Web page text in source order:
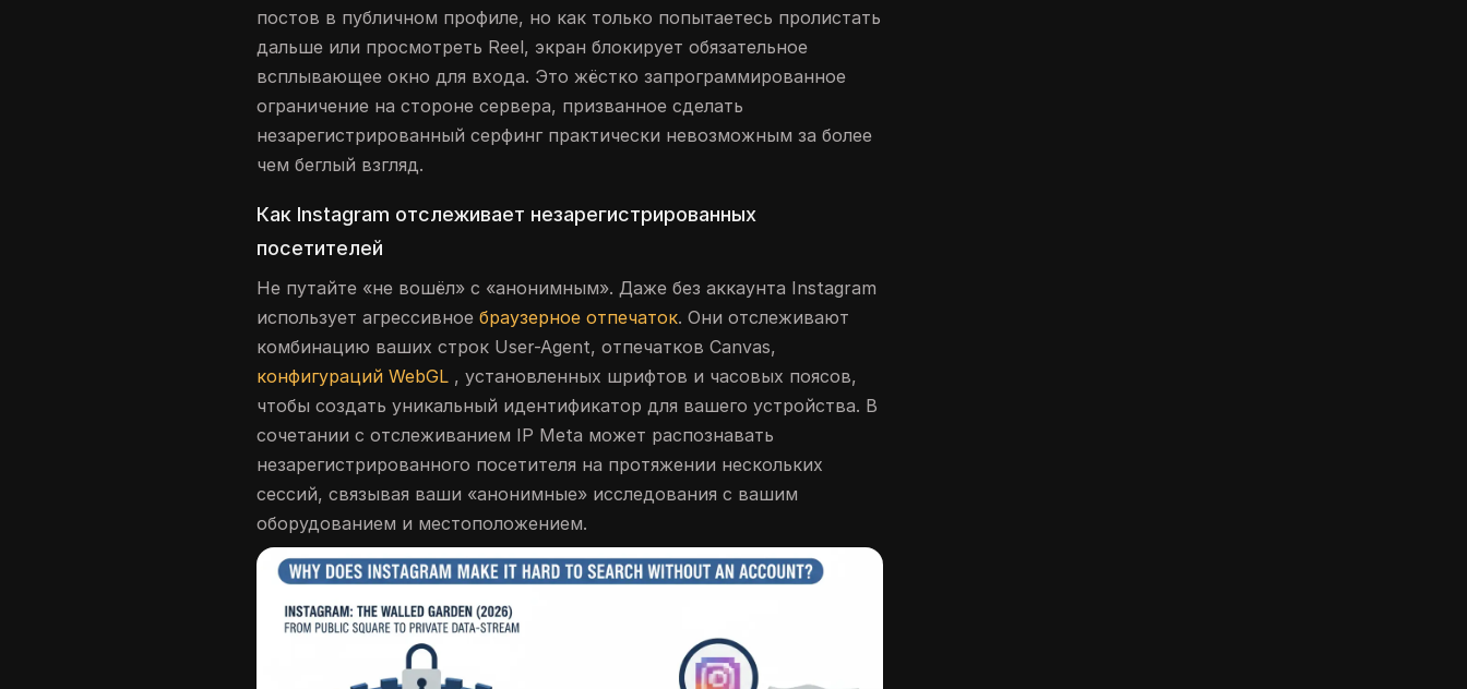
постов в публичном профиле, но как только попытаетесь пролистать
дальше или просмотреть Reel, экран блокирует обязательное
всплывающее окно для входа. Это жёстко запрограммированное
ограничение на стороне сервера, призванное сделать
незарегистрированный серфинг практически невозможным за более
чем беглый взгляд.
Как Instagram отслеживает незарегистрированных
посетителей
Не путайте «не вошёл» с «анонимным». Даже без аккаунта Instagram
использует агрессивноебраузерное отпечаток. Они отслеживают
комбинацию ваших строк User-Agent, отпечатков Canvas,
конфигураций WebGL , установленных шрифтов и часовых поясов,
чтобы создать уникальный идентификатор для вашего устройства. В
сочетании с отслеживанием IP Meta может распознавать
незарегистрированного посетителя на протяжении нескольких
сессий, связывая ваши «анонимные» исследования с вашим
оборудованием и местоположением.